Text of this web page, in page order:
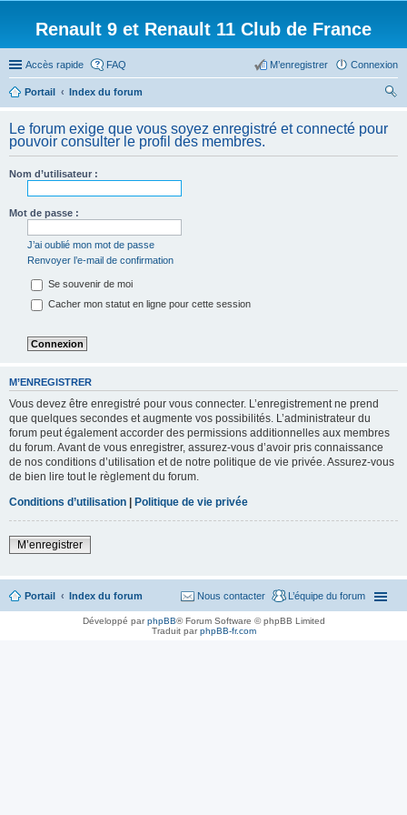
Renault 9 et Renault 11 Club de France
Accès rapide FAQ Connexion
M’enregistrer
Portail
Index du forum
her
ch
Le forum exige que vous soyez enregistré et connecté pour
pouvoir consulter le profil des membres.
Nom d’utilisateur :
Mot de passe :
J’ai oublié mon mot de passe
Renvoyer l’e-mail de confirmation
Se souvenir de moi
Cacher mon statut en ligne pour cette session
M’ENREGISTRER
Vous devez être enregistré pour vous connecter. L’enregistrement ne prend
que quelques secondes et augmente vos possibilités. L’administrateur du
forum peut également accorder des permissions additionnelles aux membres
du forum. Avant de vous enregistrer, assurez-vous d’avoir pris connaissance
de nos conditions d’utilisation et de notre politique de vie privée. Assurez-vous
de bien lire tout le règlement du forum.
Conditions d’utilisation | Politique de vie privée
M’enregistrer
Portail Index du forum L’équipe du forum
Nous contacter
Développé parphpBB® Forum Software © phpBB Limited
Traduit parphpBB-fr.com